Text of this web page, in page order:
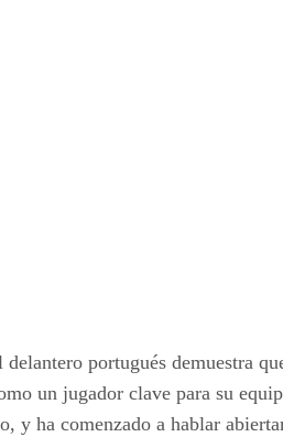
portugués demuestra
un jugador clave para su
y ha comenzado a hablar